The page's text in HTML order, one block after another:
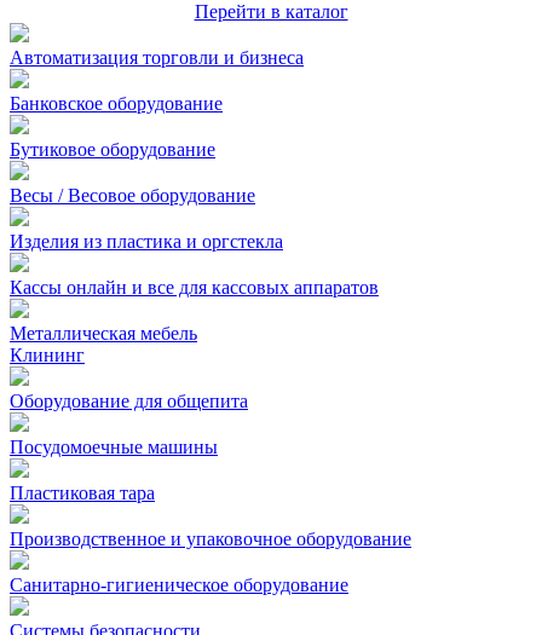
Перейти в каталог
Автоматизация торговли и бизнеса
Банковское оборудование
Бутиковое оборудование
Весы / Весовое оборудование
Изделия из пластика и оргстекла
Кассы онлайн и все для кассовых аппаратов
Металлическая мебель
Клининг
Оборудование для общепита
Посудомоечные машины
Пластиковая тара
Производственное и упаковочное оборудование
Санитарно-гигиеническое оборудование
Системы безопасности